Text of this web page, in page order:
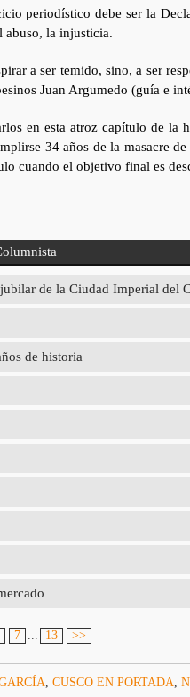
periodístico debe ser la
abuso, la injusticia.
a ser temido, sino, a ser
Juan Argumedo (guía e
en esta atroz capítulo de
34 años de la masacre
cuando el objetivo final es
de la Ciudad Imperial del
de historia
7 13 >>
CUSCO EN PORTADA